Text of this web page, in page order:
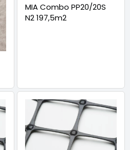
MIA Combo PP20/20S
N2 197,5m2